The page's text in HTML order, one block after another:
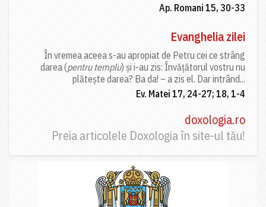
Ap. Romani 15, 30-33
Evanghelia zilei
În vremea aceea s-au apropiat de Petru cei ce strâng
darea (pentru templu) și i-au zis: Învățătorul vostru nu
plătește darea? Ba da! – a zis el. Dar intrând...
Ev. Matei 17, 24-27; 18, 1-4
doxologia.ro
Preia articolele Doxologia în site-ul tău!